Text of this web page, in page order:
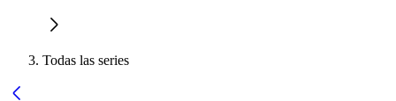
Todas las series